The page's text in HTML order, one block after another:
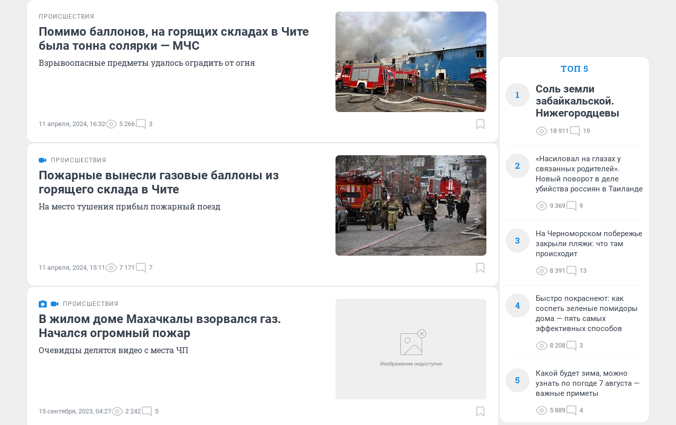
ПРОИСШЕСТВИЯ
Помимо баллонов, на горящих складах в Чите
была тонна солярки — МЧС
Взрывоопасные предметы удалось оградить от огня
11 апреля, 2024, 16:32 5 266 3
ПРОИСШЕСТВИЯ
Пожарные вынесли газовые баллоны из
горящего склада в Чите
На место тушения прибыл пожарный поезд
11 апреля, 2024, 15:11 7 171 7
ПРОИСШЕСТВИЯ
В жилом доме Махачкалы взорвался газ.
Начался огромный пожар
Очевидцы делятся видео с места ЧП
15 сентября, 2023, 04:27 2 242 5
ТОП 5
1
Соль земли
забайкальской.
Нижегородцевы
18 911 19
2
«Насиловал на глазах у
связанных родителей».
Новый поворот в деле
убийства россиян в Таиланде
9 369 9
3
На Черноморском побережье
закрыли пляжи: что там
происходит
8 391 13
4
Быстро покраснеют: как
соспеть зеленые помидоры
дома — пять самых
эффективных способов
8 208 3
5
Какой будет зима, можно
узнать по погоде 7 августа —
важные приметы
5 889 4